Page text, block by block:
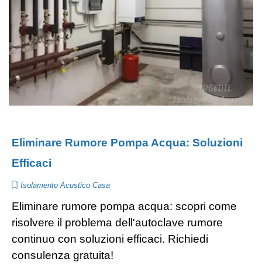
Eliminare Rumore Pompa Acqua: Soluzioni
Efficaci
Isolamento Acustico Casa
Eliminare rumore pompa acqua: scopri come
risolvere il problema dell'autoclave rumore
continuo con soluzioni efficaci. Richiedi
consulenza gratuita!